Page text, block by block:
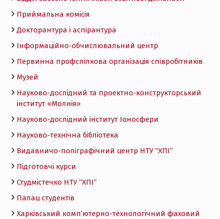
Приймальна комісія
Докторантура і аспірантура
Інформаційно-обчислювальний центр
Первинна профспілкова організація співробітників
Музей
Науково-дослідний та проектно-конструкторський
інститут «Молнія»
Науково-дослідний інститут Іоносфери
Науково-технічна бібліотека
Видавничо-поліграфічний центр НТУ “ХПІ”
Підготовчі курси
Студмістечко НТУ “ХПІ”
Палац студентів
Харківський комп’ютерно-технологічний фаховий